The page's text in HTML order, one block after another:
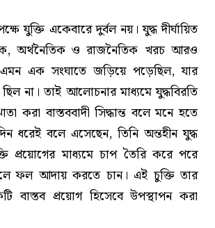
যুক্তি একেবারে দুর্বল নয়। যুদ্ধ দীর্ঘায়িত
অর্থনৈতিক ও রাজনৈতিক খরচ আরও
এমন এক সংঘাতে জড়িয়ে পড়েছিল, যার
না। তাই আলোচনার মাধ্যমে যুদ্ধবিরতি
করা বাস্তববাদী সিদ্ধান্ত বলে মনে হতে
ধরেই বলে এসেছেন, তিনি অন্তহীন যুদ্ধ
প্রয়োগের মাধ্যমে চাপ তৈরি করে পরে
ফল আদায় করতে চান। এই চুক্তি তার
বাস্তব প্রয়োগ হিসেবে উপস্থাপন করা